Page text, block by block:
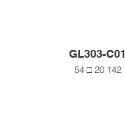
GL303-C01
54 □ 20 142